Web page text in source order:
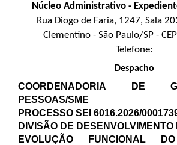
Núcleo Administrativo -
Rua Diogo de Faria, 1247, Sala
Clementino - São Paulo/SP -
Telefone:
Despacho
COORDENADORIA DE
PESSOAS/SME
PROCESSO SEI 6016.2026/
DIVISÃO DE
EVOLUÇÃO FUNCIONAL